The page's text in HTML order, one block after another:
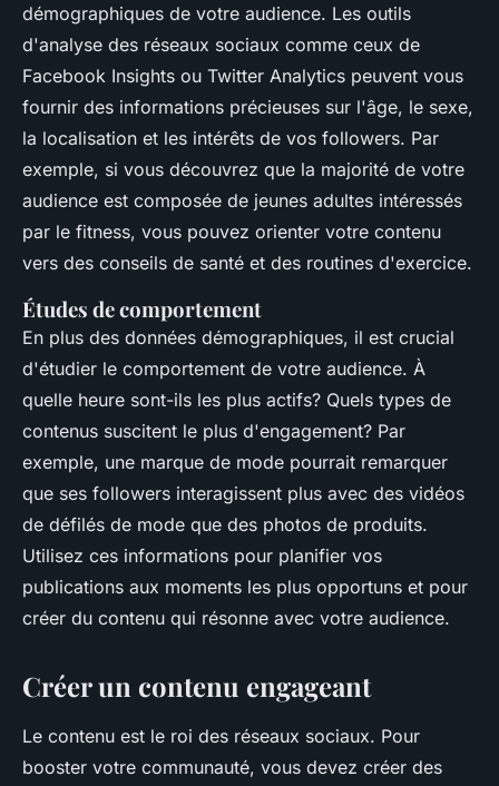
démographiques de votre audience. Les outils
d'analyse des réseaux sociaux comme ceux de
Facebook Insights ou Twitter Analytics peuvent vous
fournir des informations précieuses sur l'âge, le sexe,
la localisation et les intérêts de vos followers. Par
exemple, si vous découvrez que la majorité de votre
audience est composée de jeunes adultes intéressés
par le fitness, vous pouvez orienter votre contenu
vers des conseils de santé et des routines d'exercice.
Études de comportement
En plus des données démographiques, il est crucial
d'étudier le comportement de votre audience. À
quelle heure sont-ils les plus actifs? Quels types de
contenus suscitent le plus d'engagement? Par
exemple, une marque de mode pourrait remarquer
que ses followers interagissent plus avec des vidéos
de défilés de mode que des photos de produits.
Utilisez ces informations pour planifier vos
publications aux moments les plus opportuns et pour
créer du contenu qui résonne avec votre audience.
Créer un contenu engageant
Le contenu est le roi des réseaux sociaux. Pour
booster votre communauté, vous devez créer des